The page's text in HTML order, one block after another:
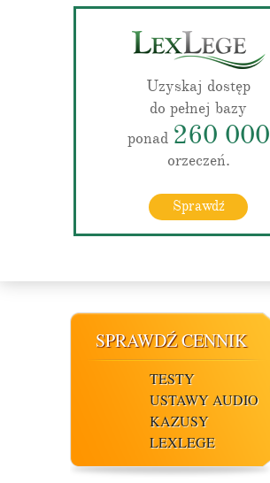
Uzyskaj dostęp
do pełnej bazy
ponad 260 000
orzeczeń.
Sprawdź
SPRAWDŹ CENNIK
TESTY
USTAWY AUDIO
KAZUSY
LEXLEGE